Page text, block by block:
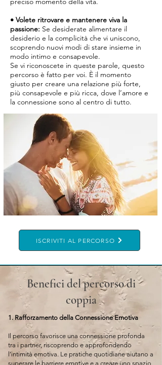
• Volete ritrovare e mantenere viva la
passione: Se desiderate alimentare il
desiderio e la complicità che vi uniscono,
scoprendo nuovi modi di stare insieme in
modo intimo e consapevole.
Se vi riconoscete in queste parole, questo
percorso è fatto per voi. È il momento
giusto per creare una relazione più forte,
più consapevole e più ricca, dove l’amore e
la connessione sono al centro di tutto.
ISCRIVITI AL PERCORSO
Benefici del percorso di
coppia
1. Rafforzamento della Connessione Emotiva
Il percorso favorisce una connessione profonda
tra i partner, riscoprendo e approfondendo
l’intimità emotiva. Le pratiche quotidiane aiutano a
superare le barriere emotive e a creare uno spazio